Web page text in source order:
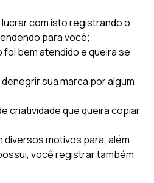
com isto registrando o
para você;
foi bem atendido e queira se
sua marca por algum
criatividade que queira copiar
diversos motivos para, além
você registrar também